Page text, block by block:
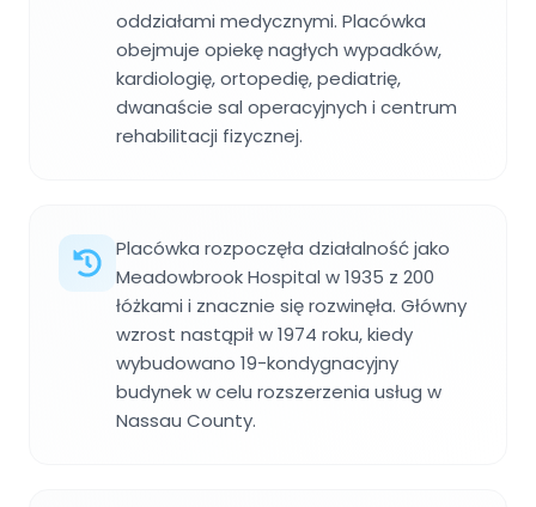
oddziałami medycznymi. Placówka
obejmuje opiekę nagłych wypadków,
kardiologię, ortopedię, pediatrię,
dwanaście sal operacyjnych i centrum
rehabilitacji fizycznej.
Placówka rozpoczęła działalność jako
Meadowbrook Hospital w 1935 z 200
łóżkami i znacznie się rozwinęła. Główny
wzrost nastąpił w 1974 roku, kiedy
wybudowano 19-kondygnacyjny
budynek w celu rozszerzenia usług w
Nassau County.